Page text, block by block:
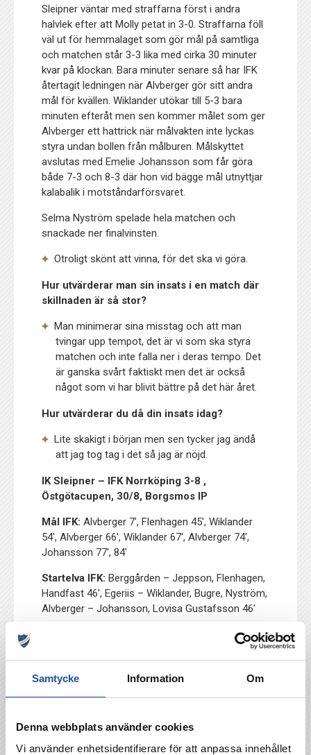
Samtycke Information Om
Denna webbplats använder cookies
Vi använder enhetsidentifierare för att anpassa innehållet
Sleipner väntar med straffarna först i andra
halvlek efter att Molly petat in 3-0. Straffarna föll
väl ut för hemmalaget som gör mål på samtliga
och matchen står 3-3 lika med cirka 30 minuter
kvar på klockan. Bara minuter senare så har IFK
återtagit ledningen när Alvberger gör sitt andra
mål för kvällen. Wiklander utökar till 5-3 bara
minuten efteråt men sen kommer målet som ger
Alvberger ett hattrick när målvakten inte lyckas
styra undan bollen från målburen. Målskyttet
avslutas med Emelie Johansson som får göra
både 7-3 och 8-3 där hon vid bägge mål utnyttjar
kalabalik i motståndarförsvaret.
Selma Nyström spelade hela matchen och
snackade ner finalvinsten.
Otroligt skönt att vinna, för det ska vi göra.
Hur utvärderar man sin insats i en match där
skillnaden är så stor?
Man minimerar sina misstag och att man
tvingar upp tempot, det är vi som ska styra
matchen och inte falla ner i deras tempo. Det
är ganska svårt faktiskt men det är också
något som vi har blivit bättre på det här året.
Hur utvärderar du då din insats idag?
Lite skakigt i början men sen tycker jag ändå
att jag tog tag i det så jag är nöjd.
IK Sleipner – IFK Norrköping 3-8 ,
Östgötacupen, 30/8, Borgsmos IP
Mål IFK:Alvberger 7′, Flenhagen 45′, Wiklander
54′, Alvberger 66′, Wiklander 67′, Alvberger 74′,
Johansson 77′, 84′
Startelva IFK:Berggården – Jeppson, Flenhagen,
Handfast 46′, Egeriis – Wiklander, Bugre, Nyström,
Alvberger – Johansson, Lovisa Gustafsson 46′
Hjern, I. Cajlakovic 46′, Ravnell 46′,